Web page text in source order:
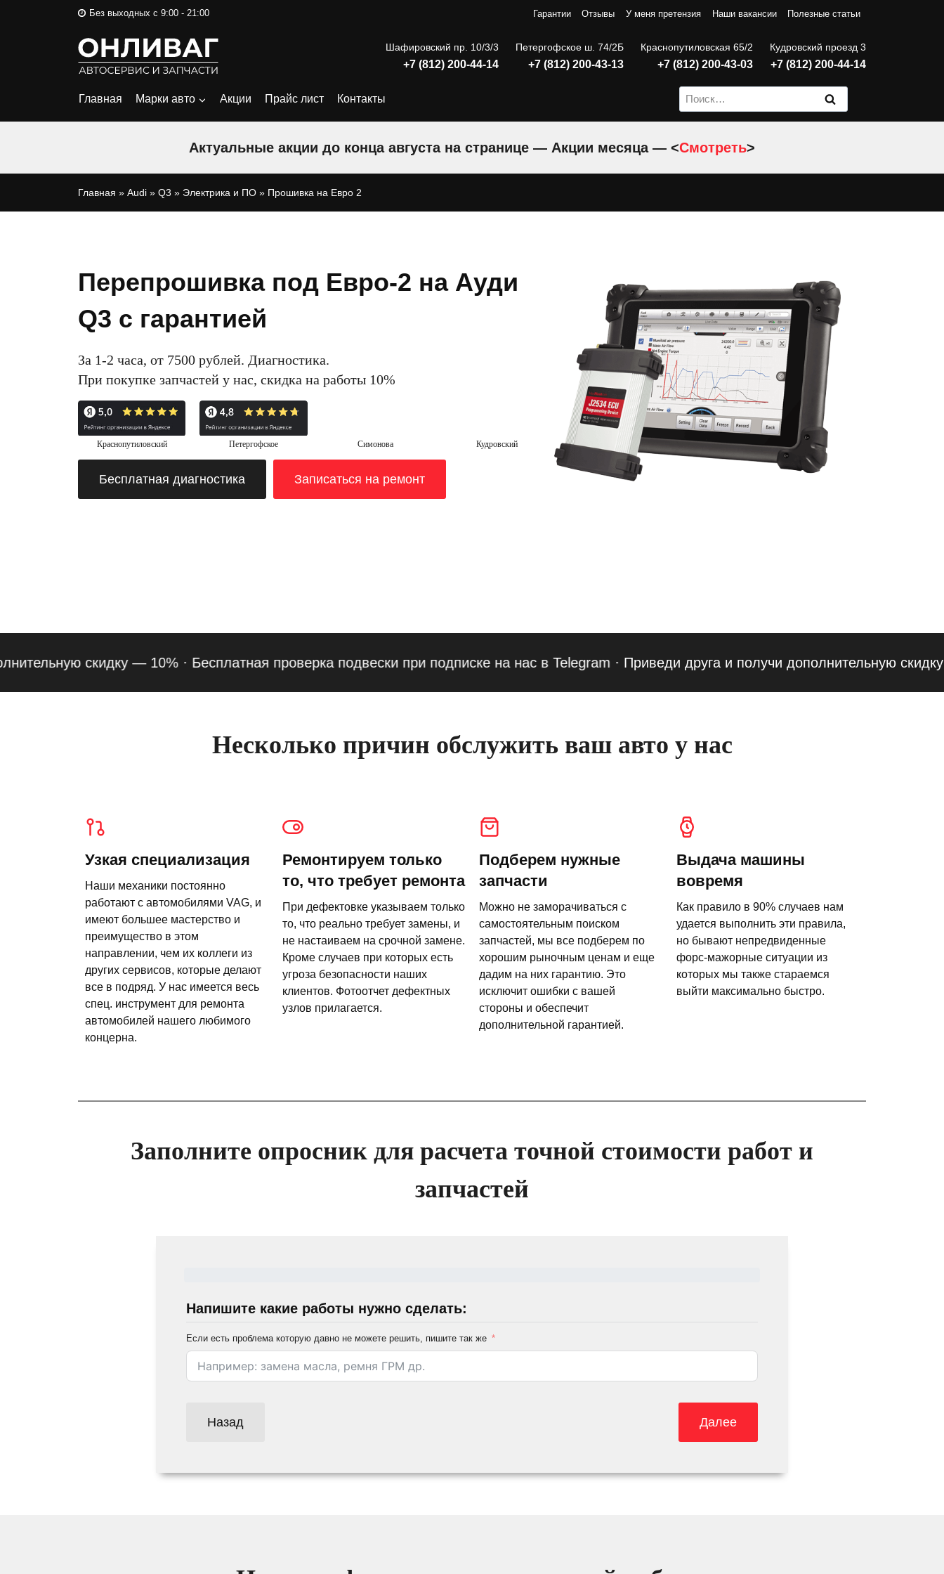
Без выходных с 9:00 - 21:00 Гарантии Отзывы У меня претензия Наши вакансии Полезные статьи
Шафировский пр. 10/3/3
+7 (812) 200-44-14
Петергофское ш. 74/2Б
+7 (812) 200-43-13
Краснопутиловская 65/2
+7 (812) 200-43-03
Кудровский проезд 3
+7 (812) 200-44-14
Главная Марки авто Акции Прайс лист Контакты Найти:
Актуальные акции до конца августа на странице — Акции месяца — <Смотреть>
Главная » Audi » Q3 » Электрика и ПО » Прошивка на Евро 2
Перепрошивка под Евро-2 на Ауди
Q3 с гарантией
За 1-2 часа, от 7500 рублей. Диагностика.
При покупке запчастей у нас, скидка на работы 10%
Краснопутиловский Петергофское Симонова Кудровский
Бесплатная диагностика Записаться на ремонт
скидку — 10% ·Бесплатная проверка подвески при подписке на нас в Telegram· Приведи друга и получи дополнительную скидку —
Несколько причин обслужить ваш авто у нас
Узкая специализация
Наши механики постоянно
работают с автомобилями VAG, и
имеют большее мастерство и
преимущество в этом
направлении, чем их коллеги из
других сервисов, которые делают
все в подряд. У нас имеется весь
спец. инструмент для ремонта
автомобилей нашего любимого
концерна.
Ремонтируем только
то, что требует ремонта
При дефектовке указываем только
то, что реально требует замены, и
не настаиваем на срочной замене.
Кроме случаев при которых есть
угроза безопасности наших
клиентов. Фотоотчет дефектных
узлов прилагается.
Подберем нужные
запчасти
Можно не заморачиваться с
самостоятельным поиском
запчастей, мы все подберем по
хорошим рыночным ценам и еще
дадим на них гарантию. Это
исключит ошибки с вашей
стороны и обеспечит
дополнительной гарантией.
Выдача машины
вовремя
Как правило в 90% случаев нам
удается выполнить эти правила,
но бывают непредвиденные
форс-мажорные ситуации из
которых мы также стараемся
выйти максимально быстро.
Заполните опросник для расчета точной стоимости работ и
запчастей
Напишите какие работы нужно сделать:
Если есть проблема которую давно не можете решить, пишите так же
Назад Далее